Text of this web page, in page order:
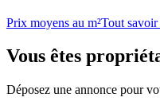
Prix moyens au m²Tout
Vous êtes
Déposez une annonce pour